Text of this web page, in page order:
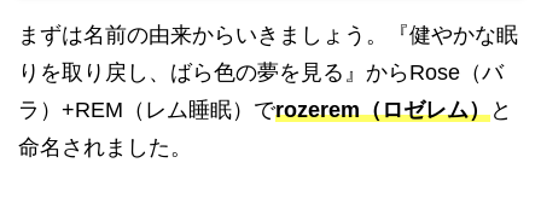
まずは名前の由来からいきましょう。『健やかな眠
りを取り戻し、ばら色の夢を見る』からRose（バ
ラ）+REM（レム睡眠）でrozerem（ロゼレム）と
命名されました。